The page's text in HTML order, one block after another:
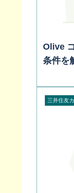
Olive
条件を
三井住友